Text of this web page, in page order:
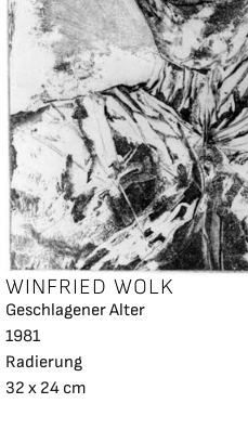
WINFRIED WOLK
Geschlagener Alter
1981
Radierung
32 x 24 cm